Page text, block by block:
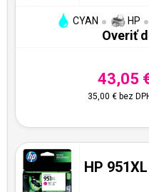
CYAN HP
Overiť
43,05
35,00 € bez
HP